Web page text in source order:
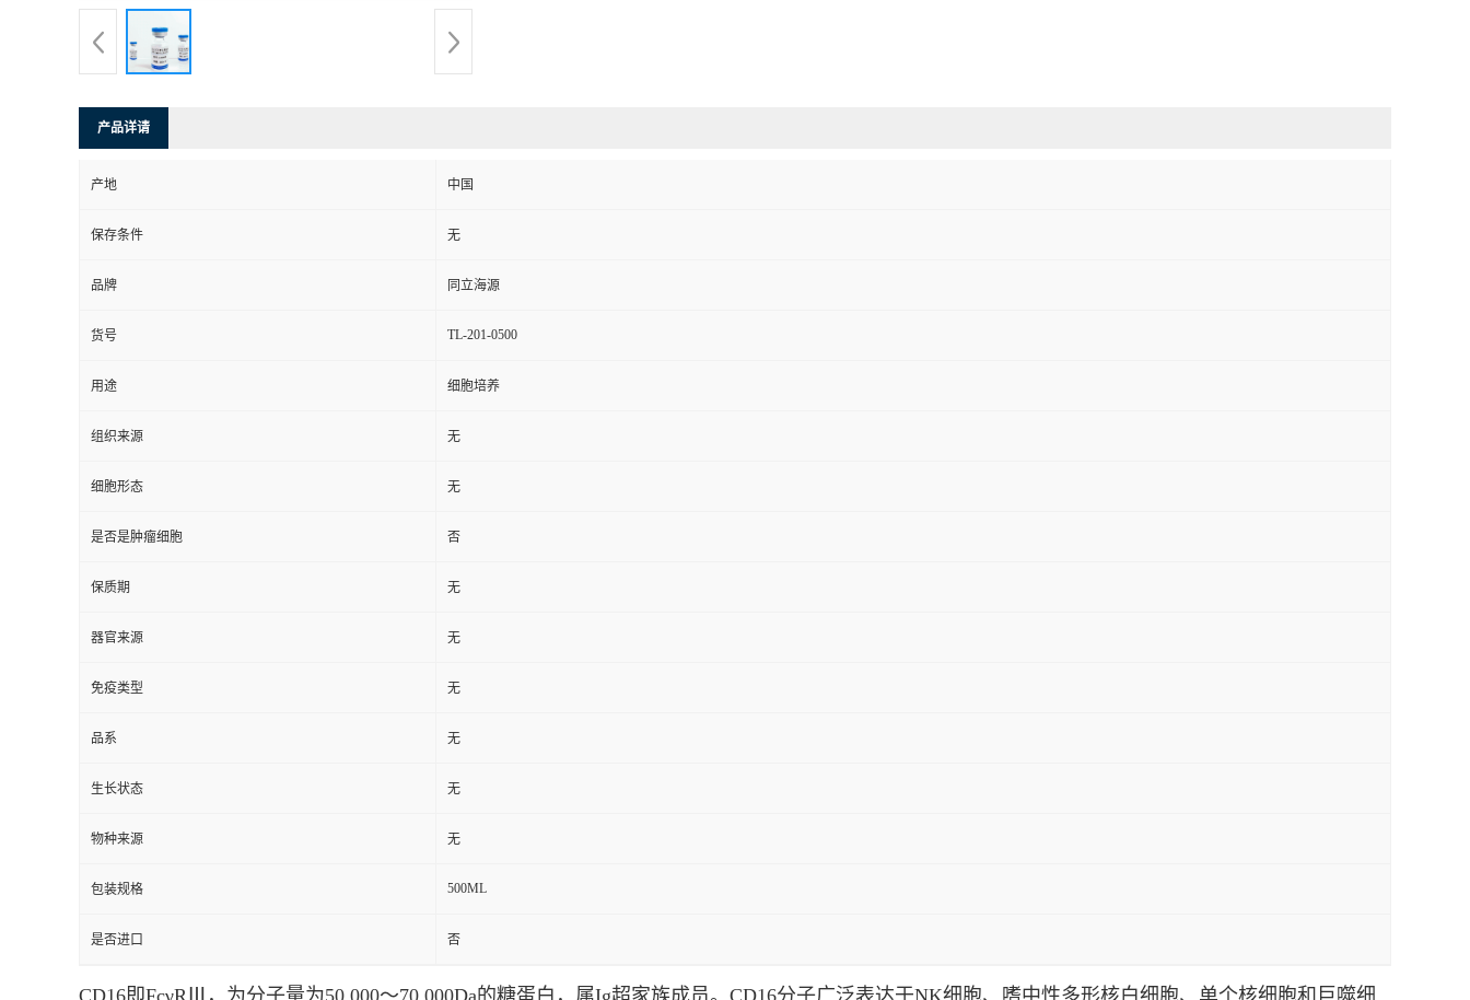
产品详请
产地 中国
保存条件 无
品牌 同立海源
货号 TL-201-0500
用途 细胞培养
组织来源 无
细胞形态 无
是否是肿瘤细胞 否
保质期 无
器官来源 无
免疫类型 无
品系 无
生长状态 无
物种来源 无
包装规格 500ML
是否进口 否
CD16即FcγRⅢ，为分子量为50,000～70,000Da的糖蛋白，属Ig超家族成员。CD16分子广泛表达于NK细胞、嗜中性多形核白细胞、单个核细胞和巨噬细